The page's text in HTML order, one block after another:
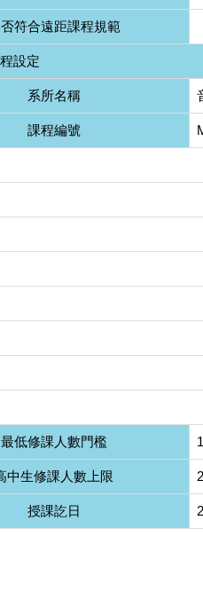
符合遠距課程規範
設定
系所名稱
課程編號
最低修課人數門檻
中生修課人數上限
授課訖日